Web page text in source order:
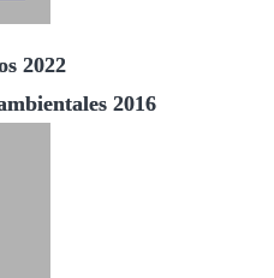
2022
2016